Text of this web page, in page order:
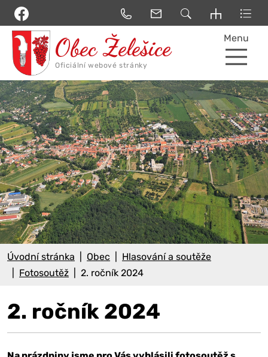
Menu
Úvodní stránka Obec
Hlasování a soutěže
Fotosoutěž
2. ročník 2024
2. ročník 2024